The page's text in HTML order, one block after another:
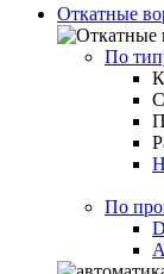
Откатные
По
По